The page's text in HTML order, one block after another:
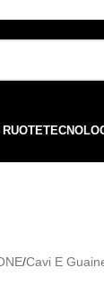
/Cavi E